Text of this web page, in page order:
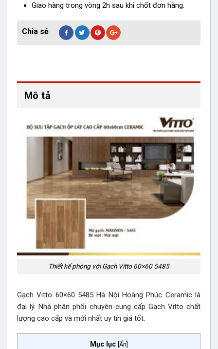
Giao hàng trong vòng 2h sau khi chốt đơn hàng.
Mô tả
Thiết kế phòng với Gạch Vitto 60×60 5485
Gạch Vitto 60×60 5485 Hà Nội Hoàng Phúc Ceramic là
đại lý. Nhà phân phối chuyên cung cấp Gạch Vitto chất
lượng cao cấp và mới nhất uy tín giá tốt.
Mục lục Ẩn